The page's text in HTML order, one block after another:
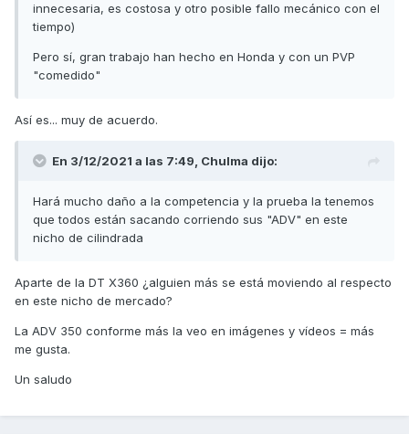
innecesaria, es costosa y otro posible fallo mecánico con el
tiempo)
Pero sí, gran trabajo han hecho en Honda y con un PVP
"comedido"
Así es... muy de acuerdo.
En 3/12/2021 a las 7:49, Chulma dijo:
Hará mucho daño a la competencia y la prueba la tenemos
que todos están sacando corriendo sus "ADV" en este
nicho de cilindrada
Aparte de la DT X360 ¿alguien más se está moviendo al respecto
en este nicho de mercado?
La ADV 350 conforme más la veo en imágenes y vídeos = más
me gusta.
Un saludo